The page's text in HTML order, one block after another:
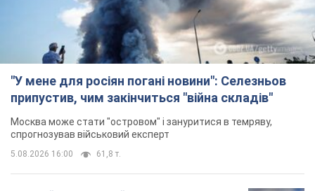
"У мене для росіян погані новини": Селезньов
припустив, чим закінчиться "війна складів"
Москва може стати "островом" і зануритися в темряву,
спрогнозував військовий експерт
5.08.2026 16:00 61,8 т.